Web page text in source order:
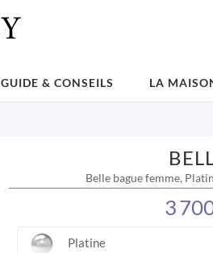
GUIDE & CONSEILS LA
Belle bague femme,
3
Platine